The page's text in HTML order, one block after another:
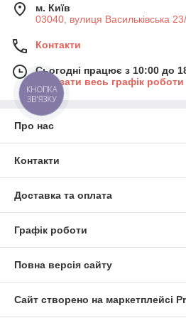
м. Київ
03040, вулиця Васильківська
Контакти
Сьогодні працює з 10:00 до
Показати весь графік роботи
Про нас
Контакти
Доставка та оплата
Графік роботи
Повна версія сайту
Сайт створено на маркетплейсі
КНОПКА
ЗВ'ЯЗКУ